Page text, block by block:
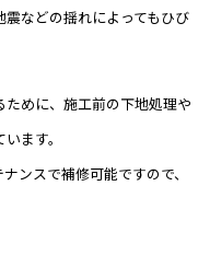
などの揺れによってもひび
めに、施工前の下地処理や
ます。
ンスで補修可能ですので、